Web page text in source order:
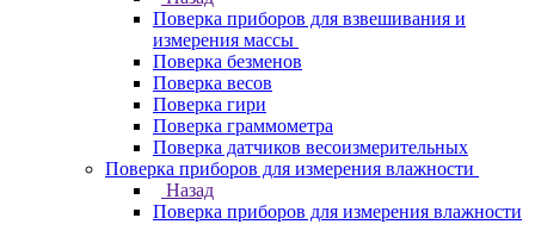
Поверка приборов для взвешивания и
измерения массы
Поверка безменов
Поверка весов
Поверка гири
Поверка граммометра
Поверка датчиков весоизмерительных
Поверка приборов для измерения влажности
Назад
Поверка приборов для измерения влажности